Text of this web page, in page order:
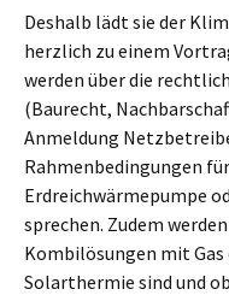
Deshalb lädt sie der
herzlich zu einem
werden über die
(Baurecht,
Anmeldung
Rahmenbedingungen
Erdreichwärmepumpe
sprechen. Zudem
Kombilösungen mit
Solarthermie sind und